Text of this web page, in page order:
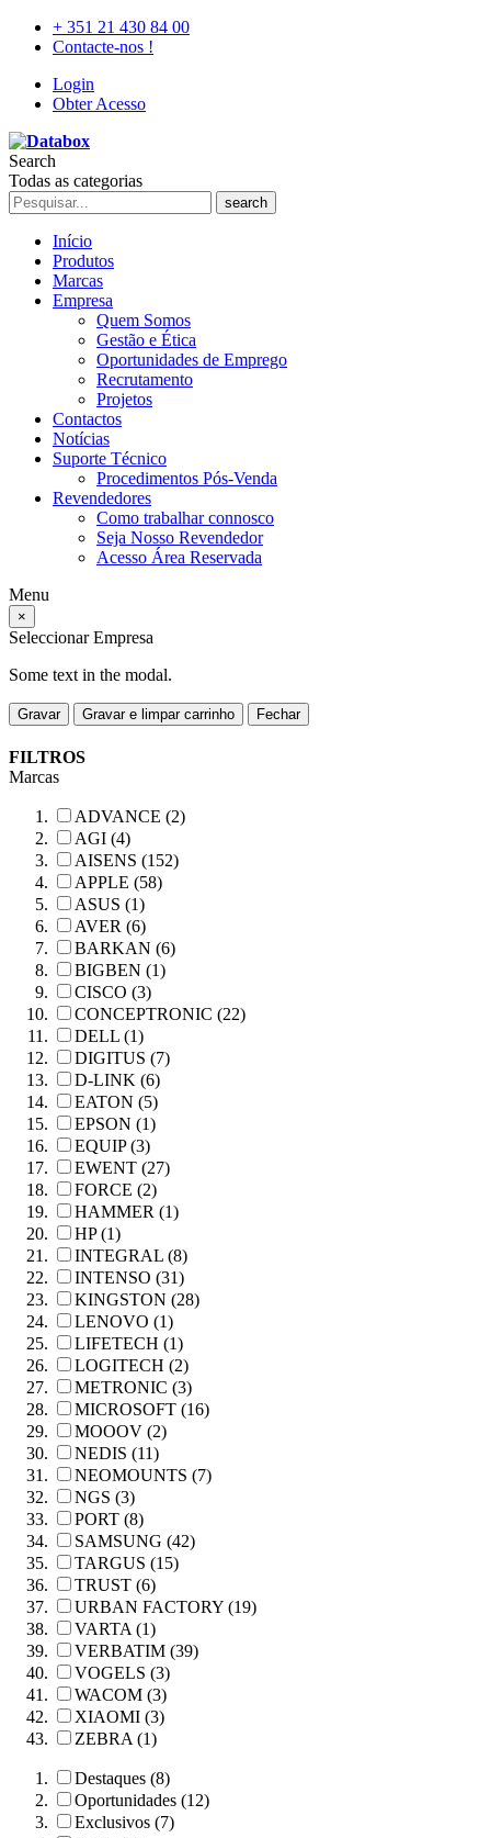
+ 351 21 430 84 00
Contacte-nos !
Login
Obter Acesso
Search
Todas as categorias
search
Início
Produtos
Marcas
Empresa
Quem Somos
Gestão e Ética
Oportunidades de Emprego
Recrutamento
Projetos
Contactos
Notícias
Suporte Técnico
Procedimentos Pós-Venda
Revendedores
Como trabalhar connosco
Seja Nosso Revendedor
Acesso Área Reservada
Menu
×
Seleccionar Empresa
Some text in the modal.
Gravar Gravar e limpar carrinho Fechar
FILTROS
Marcas
ADVANCE (2)
AGI (4)
AISENS (152)
APPLE (58)
ASUS (1)
AVER (6)
BARKAN (6)
BIGBEN (1)
CISCO (3)
CONCEPTRONIC (22)
DELL (1)
DIGITUS (7)
D-LINK (6)
EATON (5)
EPSON (1)
EQUIP (3)
EWENT (27)
FORCE (2)
HAMMER (1)
HP (1)
INTEGRAL (8)
INTENSO (31)
KINGSTON (28)
LENOVO (1)
LIFETECH (1)
LOGITECH (2)
METRONIC (3)
MICROSOFT (16)
MOOOV (2)
NEDIS (11)
NEOMOUNTS (7)
NGS (3)
PORT (8)
SAMSUNG (42)
TARGUS (15)
TRUST (6)
URBAN FACTORY (19)
VARTA (1)
VERBATIM (39)
VOGELS (3)
WACOM (3)
XIAOMI (3)
ZEBRA (1)
Destaques (8)
Oportunidades (12)
Exclusivos (7)